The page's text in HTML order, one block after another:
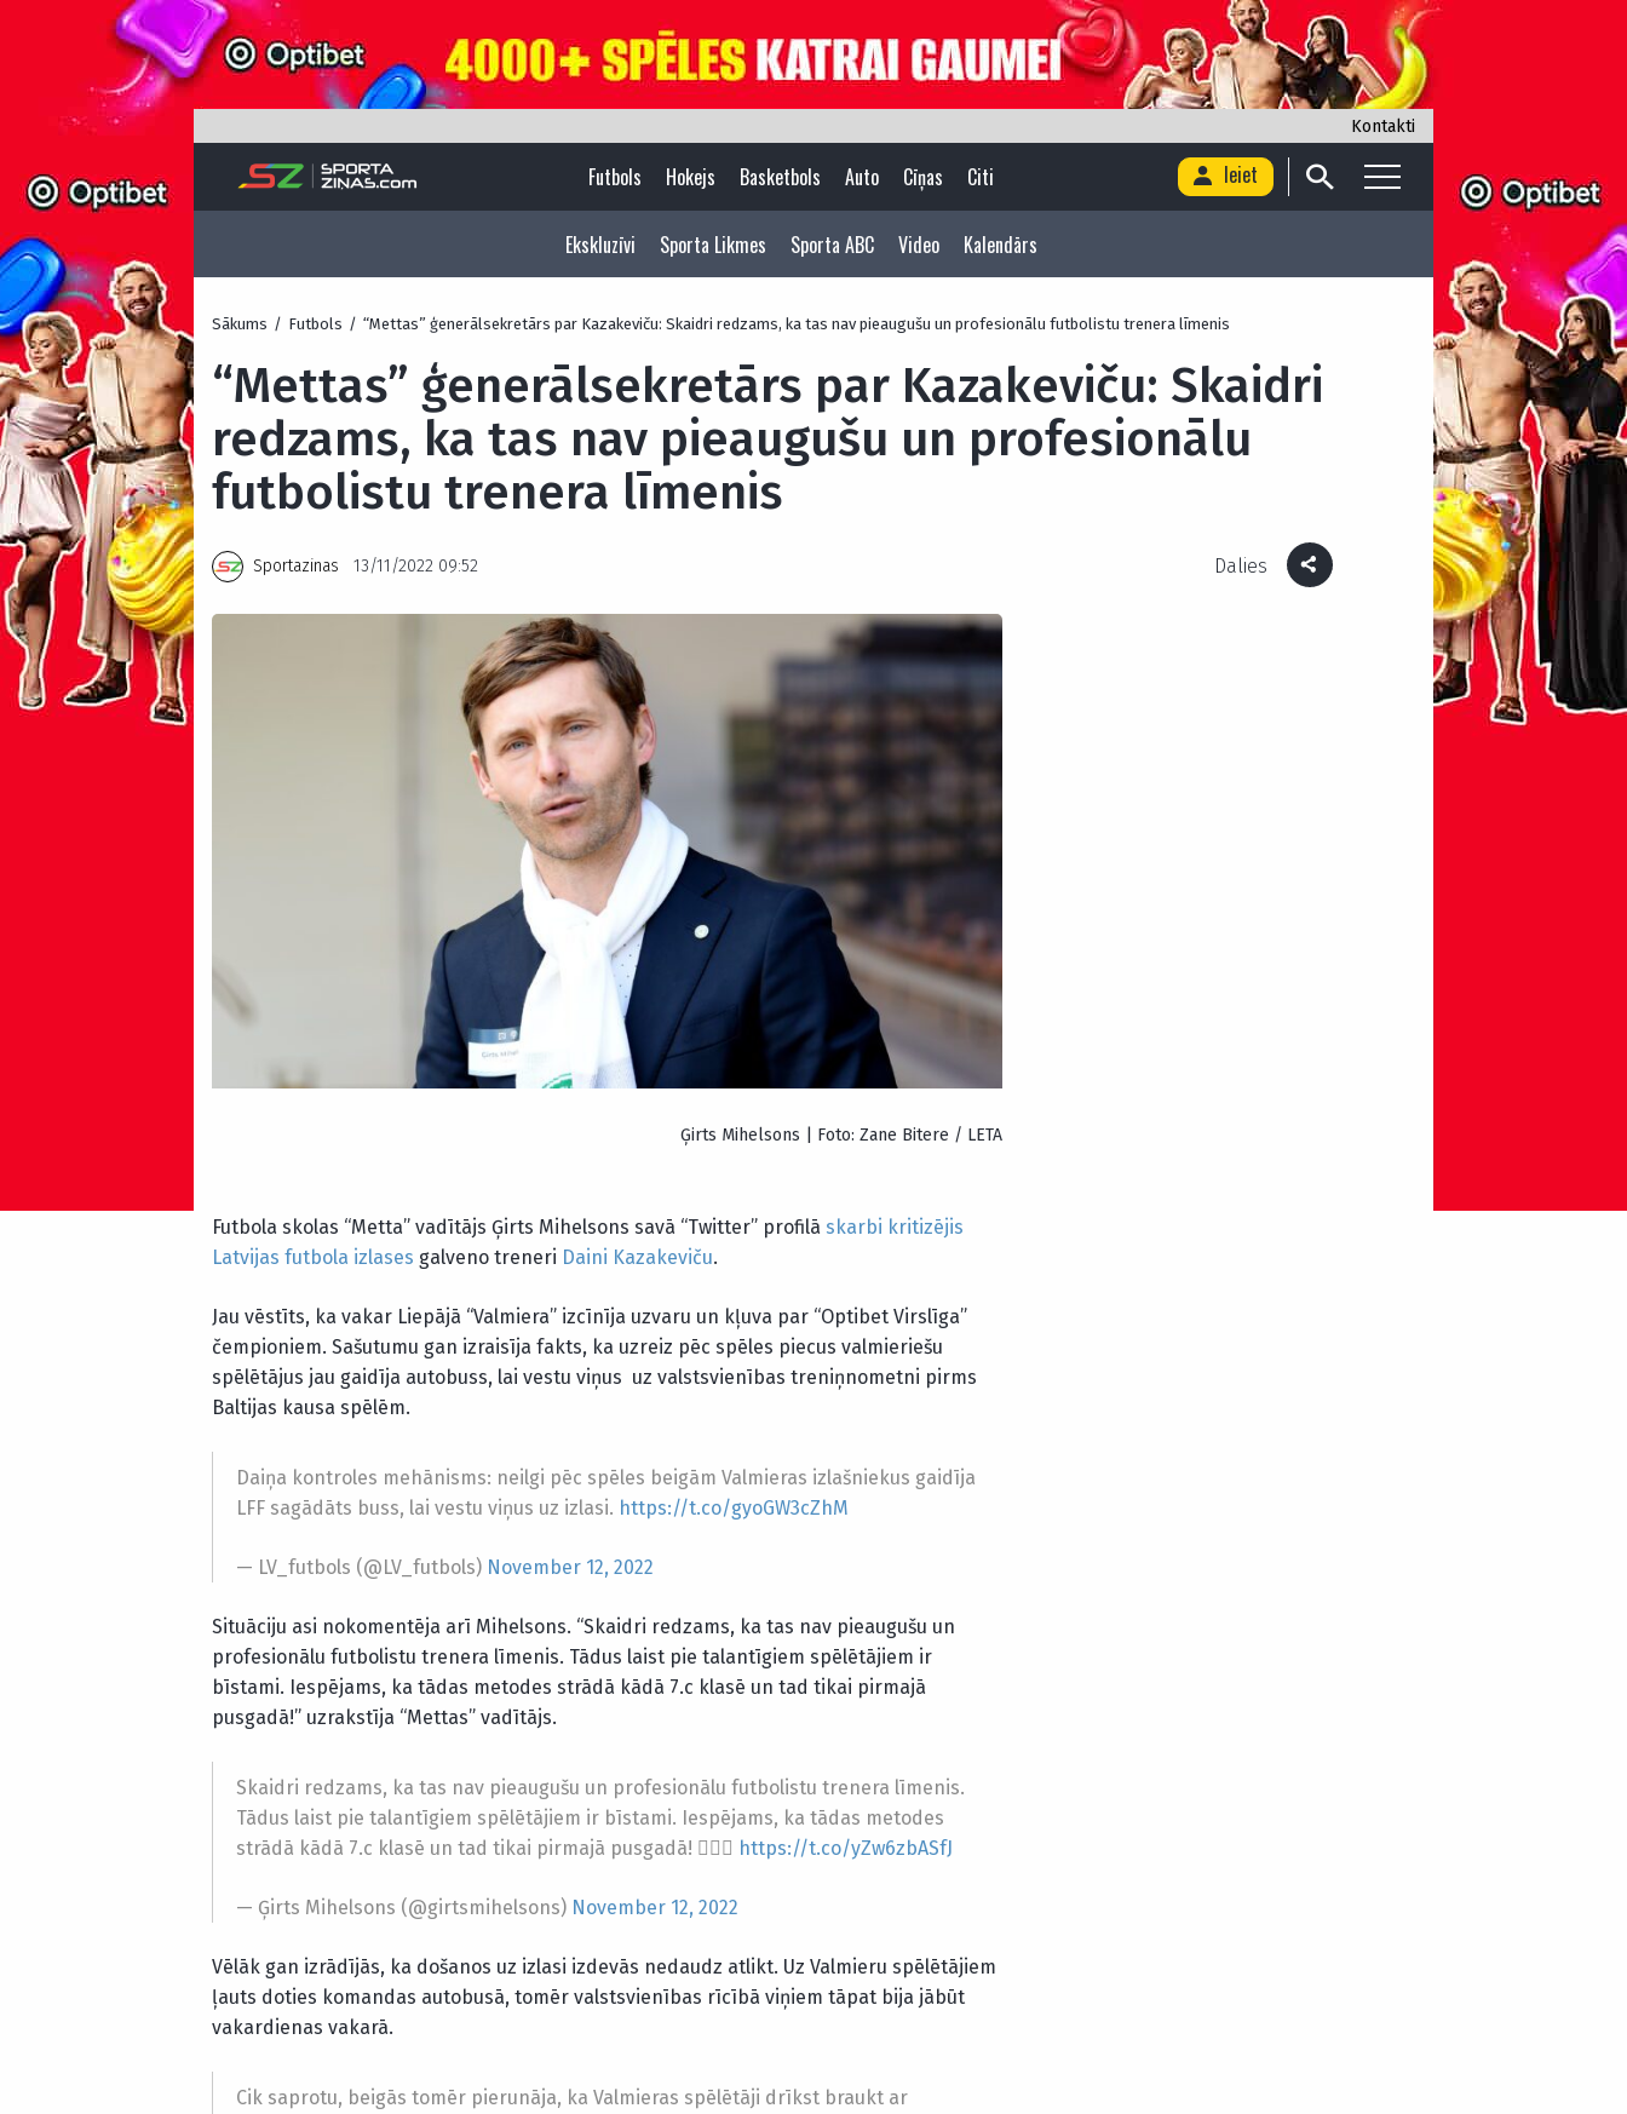
Kontakti
Futbols Hokejs Basketbols Auto Cīņas Citi Ieiet
Ekskluzīvi Sporta Likmes Sporta ABC Video Kalendārs
Sākums / Futbols / “Mettas” ģenerālsekretārs par Kazakeviču: Skaidri redzams, ka tas nav pieaugušu un profesionālu futbolistu trenera līmenis
“Mettas” ģenerālsekretārs par Kazakeviču: Skaidri
redzams, ka tas nav pieaugušu un profesionālu
futbolistu trenera līmenis
Sportazinas 13/11/2022 09:52 Dalies
Ģirts Mihelsons | Foto: Zane Bitere / LETA
Futbola skolas “Metta” vadītājs Ģirts Mihelsons savā “Twitter” profilā skarbi kritizējis
Latvijas futbola izlases galveno treneri Daini Kazakeviču.
Jau vēstīts, ka vakar Liepājā “Valmiera” izcīnīja uzvaru un kļuva par “Optibet Virslīga”
čempioniem. Sašutumu gan izraisīja fakts, ka uzreiz pēc spēles piecus valmieriešu
spēlētājus jau gaidīja autobuss, lai vestu viņus uz valstsvienības treniņnometni pirms
Baltijas kausa spēlēm.
Daiņa kontroles mehānisms: neilgi pēc spēles beigām Valmieras izlašniekus gaidīja
LFF sagādāts buss, lai vestu viņus uz izlasi. https://t.co/gyoGW3cZhM
— LV_futbols (@LV_futbols) November 12, 2022
Situāciju asi nokomentēja arī Mihelsons. “Skaidri redzams, ka tas nav pieaugušu un
profesionālu futbolistu trenera līmenis. Tādus laist pie talantīgiem spēlētājiem ir
bīstami. Iespējams, ka tādas metodes strādā kādā 7.c klasē un tad tikai pirmajā
pusgadā!” uzrakstīja “Mettas” vadītājs.
Skaidri redzams, ka tas nav pieaugušu un profesionālu futbolistu trenera līmenis.
Tādus laist pie talantīgiem spēlētājiem ir bīstami. Iespējams, ka tādas metodes
strādā kādā 7.c klasē un tad tikai pirmajā pusgadā! 🤦🏻‍♂️ https://t.co/yZw6zbASfJ
— Ģirts Mihelsons (@girtsmihelsons) November 12, 2022
Vēlāk gan izrādījās, ka došanos uz izlasi izdevās nedaudz atlikt. Uz Valmieru spēlētājiem
ļauts doties komandas autobusā, tomēr valstsvienības rīcībā viņiem tāpat bija jābūt
vakardienas vakarā.
Cik saprotu, beigās tomēr pierunāja, ka Valmieras spēlētāji drīkst braukt ar